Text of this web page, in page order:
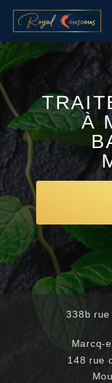
contenu
principal
À
338b
Marcq-
148 rue